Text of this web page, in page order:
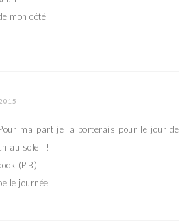
mon côté
ma part je la porterais pour le jour de
au soleil !
(P.B)
journée